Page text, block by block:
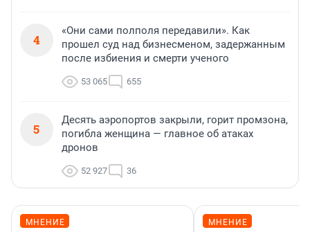
4
«Они сами полполя передавили». Как
прошел суд над бизнесменом, задержанным
после избиения и смерти ученого
53 065 655
5
Десять аэропортов закрыли, горит промзона,
погибла женщина — главное об атаках
дронов
52 927 36
МНЕНИЕ МНЕНИЕ